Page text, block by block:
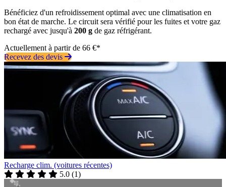
Bénéficiez d'un refroidissement optimal avec une climatisation en
bon état de marche. Le circuit sera vérifié pour les fuites et votre gaz
rechargé avec jusqu'à 200 g de gaz réfrigérant.
Actuellement à partir de 66 €*
Recevez des devis
Recharge clim. (voitures récentes)
5.0 (1)